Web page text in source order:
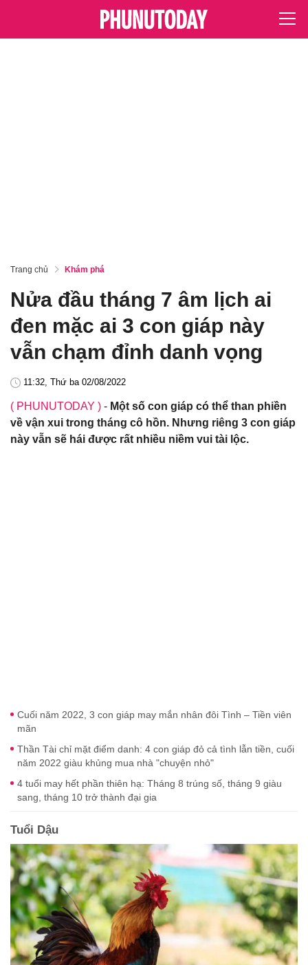
Trang chủ Khám phá
Nửa đầu tháng 7 âm lịch ai
đen mặc ai 3 con giáp này
vẫn chạm đỉnh danh vọng
11:32, Thứ ba 02/08/2022
( PHUNUTODAY ) - Một số con giáp có thể than phiền
về vận xui trong tháng cô hồn. Nhưng riêng 3 con giáp
này vẫn sẽ hái được rất nhiều niềm vui tài lộc.
Cuối năm 2022, 3 con giáp may mắn nhân đôi Tình – Tiền viên
mãn
Thần Tài chỉ mặt điểm danh: 4 con giáp đỏ cả tình lẫn tiền, cuối
năm 2022 giàu khủng mua nhà "chuyện nhỏ"
4 tuổi may hết phần thiên hạ: Tháng 8 trúng số, tháng 9 giàu
sang, tháng 10 trở thành đại gia
Tuổi Dậu